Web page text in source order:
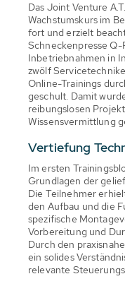
Das Joint Venture
Wachstumskurs im
fort und erzielt
Schneckenpresse Q-
Inbetriebnahmen in
zwölf
Online-Trainings
geschult. Damit
reibungslosen
Wissensvermittlung
Vertiefung
Im ersten
Grundlagen der
Die Teilnehmer
den Aufbau und die
spezifische
Vorbereitung und
Durch den
ein solides
relevante